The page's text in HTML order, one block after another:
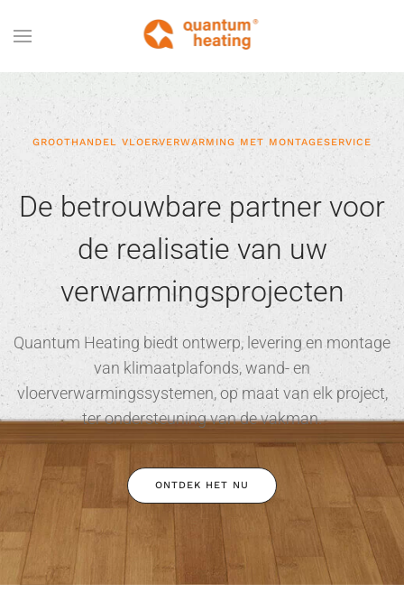
Terug naar hoofdinhoud
GROOTHANDEL VLOERVERWARMING MET MONTAGESERVICE
De betrouwbare partner voor
de realisatie van uw
verwarmingsprojecten
Quantum Heating biedt ontwerp, levering en montage
van klimaatplafonds, wand- en
vloerverwarmingssystemen, op maat van elk project,
ter ondersteuning van de vakman.
ONTDEK HET NU